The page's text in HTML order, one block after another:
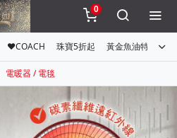
0
♥COACH 珠寶5折起 黃金魚油特惠組
電暖器 / 電毯